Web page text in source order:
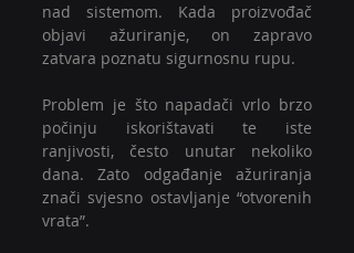
nad sistemom. Kada proizvođač
objavi ažuriranje, on zapravo
zatvara poznatu sigurnosnu rupu.
Problem je što napadači vrlo brzo
počinju iskorištavati te iste
ranjivosti, često unutar nekoliko
dana. Zato odgađanje ažuriranja
znači svjesno ostavljanje “otvorenih
vrata”.